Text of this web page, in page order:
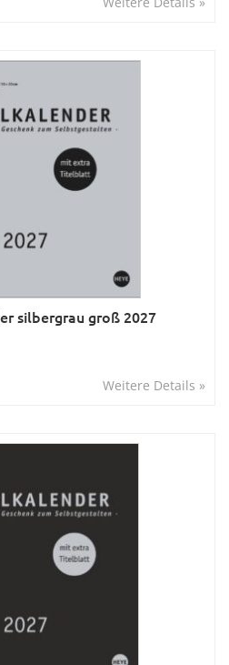
silbergrau groß 2027
Weitere Details »